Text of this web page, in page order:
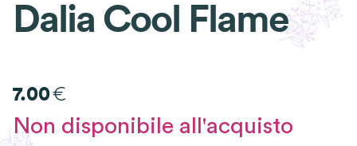
Dalia Cool Flame
7.00€
Non disponibile all'acquisto